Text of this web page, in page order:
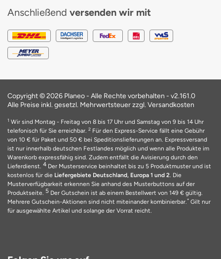
Anschließend versenden wir mit
Copyright © 2026 Planeo - Alle Rechte vorbehalten - v2.161.0
Alle Preise inkl. gesetzl. Mehrwertsteuer zzgl. Versandkosten
1 Wir sind Montag - Freitag von 8 bis 17 Uhr und Samstag von 9 bis 14 Uhr
telefonisch für Sie erreichbar. 2 Für den Express-Service fällt eine Gebühr
von 10 € für Paket und 50 € bei Speditionslieferungen an. Expressversand
ist nur innerhalb deutschen Festlandes möglich und wenn alle Produkte im
Warenkorb expressfähig sind. Zudem entfällt die Avisierung durch den
Lieferdienst. 4 Der Musterservice beinhaltet bis zu 5 Produktmuster und ist
kostenlos für die Liefergebiete Deutschland, Europa 1 und 2. Die
Musterverfügbarkeit erkennen Sie anhand des Musterbuttons auf der
Produktseite. 5 Der Gutschein ist ab einem Bestellwert von 149 € gültig.
Mehrere Gutschein-Aktionen sind nicht miteinander kombinierbar.* Gilt nur
für ausgewählte Artikel und solange der Vorrat reicht.